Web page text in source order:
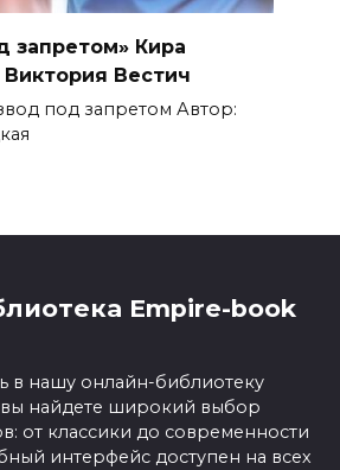
запретом» Кира
Вестич
под запретом Автор:
Empire-book
в нашу онлайн-библиотеку
найдете широкий выбор
от классики до современности
интерфейс доступен на всех